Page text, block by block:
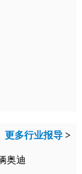
更多行业报导 >
奥迪